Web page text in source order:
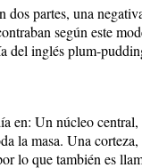
dos partes, una
según este
del inglés plum-
en: Un núcleo
la masa. Una
lo que también es